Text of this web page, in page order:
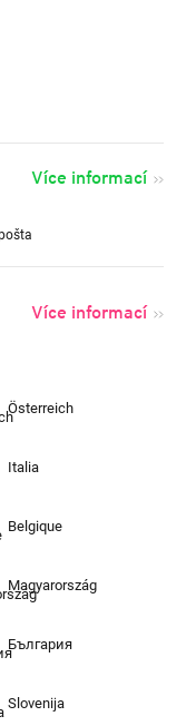
Více informací
Více informací
Österreich
Italia
Belgique
Magyarország
България
Slovenija